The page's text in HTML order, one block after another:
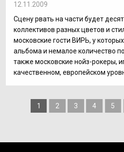
12.11.2009
Сцену рвать на части будет
коллективов разных цветов и
московские гости ВИРЬ, у
альбома и немалое количество
также московские нойз-рокеры,
качественном, европейском
1 2 3 4 5